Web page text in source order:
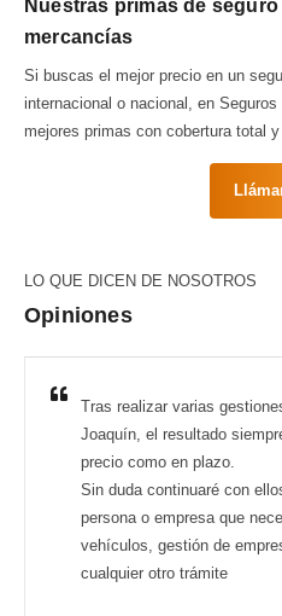
Nuestras primas de
mercancías
Si buscas el mejor precio en un
internacional o nacional, en
mejores primas con cobertura total y
LO QUE DICEN DE NOSOTROS
Opiniones
Tras realizar varias
Joaquín, el resultado
precio como en plazo.
Sin duda continuaré con
persona o empresa que
vehículos, gestión de
cualquier otro trámite